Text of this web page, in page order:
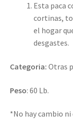
Esta paca
cortinas,
el hogar
desgastes.
Categoria: Otras
Peso: 60 Lb.
*No hay cambio